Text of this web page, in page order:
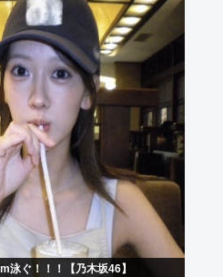
泳ぐ！！！【乃木坂46】